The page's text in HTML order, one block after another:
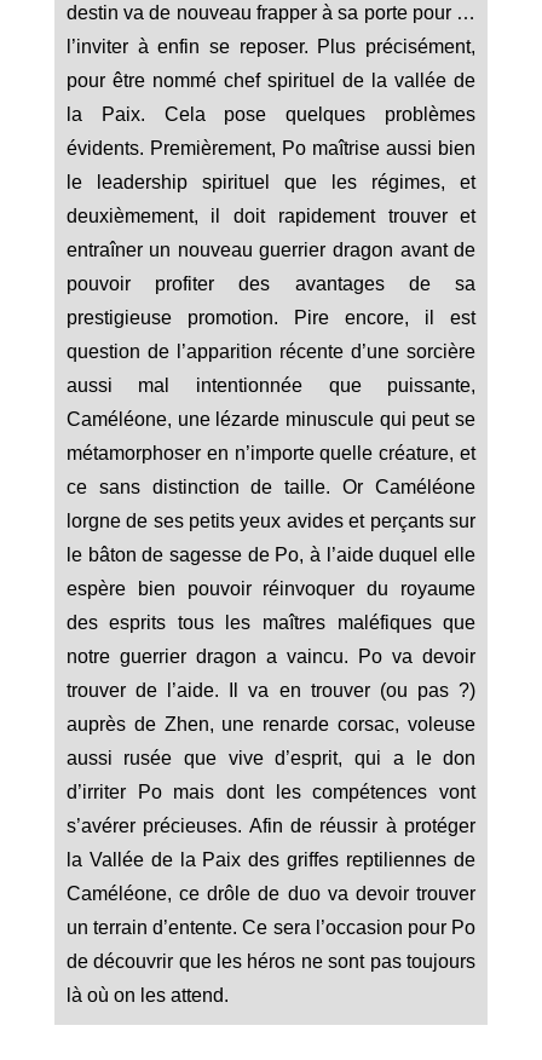
destin va de nouveau frapper à sa porte pour …
l’inviter à enfin se reposer. Plus précisément,
pour être nommé chef spirituel de la vallée de
la Paix. Cela pose quelques problèmes
évidents. Premièrement, Po maîtrise aussi bien
le leadership spirituel que les régimes, et
deuxièmement, il doit rapidement trouver et
entraîner un nouveau guerrier dragon avant de
pouvoir profiter des avantages de sa
prestigieuse promotion. Pire encore, il est
question de l’apparition récente d’une sorcière
aussi mal intentionnée que puissante,
Caméléone, une lézarde minuscule qui peut se
métamorphoser en n’importe quelle créature, et
ce sans distinction de taille. Or Caméléone
lorgne de ses petits yeux avides et perçants sur
le bâton de sagesse de Po, à l’aide duquel elle
espère bien pouvoir réinvoquer du royaume
des esprits tous les maîtres maléfiques que
notre guerrier dragon a vaincu. Po va devoir
trouver de l’aide. Il va en trouver (ou pas ?)
auprès de Zhen, une renarde corsac, voleuse
aussi rusée que vive d’esprit, qui a le don
d’irriter Po mais dont les compétences vont
s’avérer précieuses. Afin de réussir à protéger
la Vallée de la Paix des griffes reptiliennes de
Caméléone, ce drôle de duo va devoir trouver
un terrain d’entente. Ce sera l’occasion pour Po
de découvrir que les héros ne sont pas toujours
là où on les attend.